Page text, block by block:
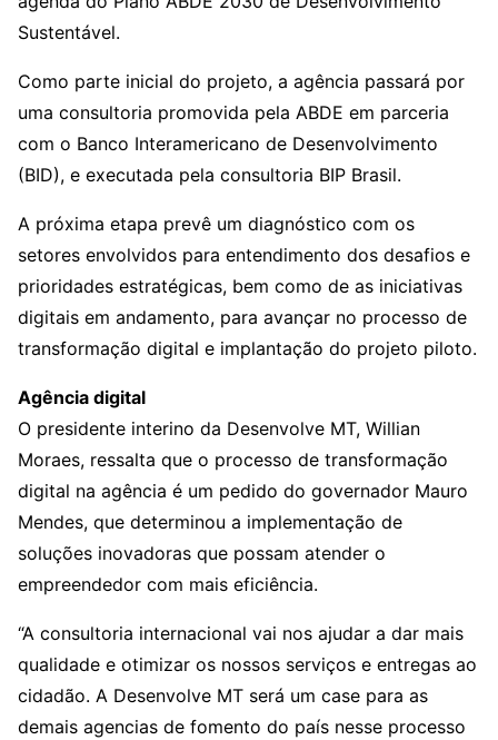
Sustentável.
Como parte inicial do projeto, a agência passará por
uma consultoria promovida pela ABDE em parceria
com o Banco Interamericano de Desenvolvimento
(BID), e executada pela consultoria BIP Brasil.
A próxima etapa prevê um diagnóstico com os
setores envolvidos para entendimento dos desafios e
prioridades estratégicas, bem como de as iniciativas
digitais em andamento, para avançar no processo de
transformação digital e implantação do projeto piloto.
Agência digital
O presidente interino da Desenvolve MT, Willian
Moraes, ressalta que o processo de transformação
digital na agência é um pedido do governador Mauro
Mendes, que determinou a implementação de
soluções inovadoras que possam atender o
empreendedor com mais eficiência.
“A consultoria internacional vai nos ajudar a dar mais
qualidade e otimizar os nossos serviços e entregas ao
cidadão. A Desenvolve MT será um case para as
demais agencias de fomento do país nesse processo